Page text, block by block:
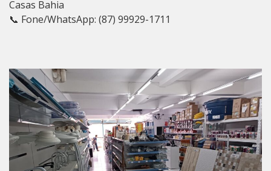
Casas Bahia
📞 Fone/WhatsApp: (87) 99929-1711